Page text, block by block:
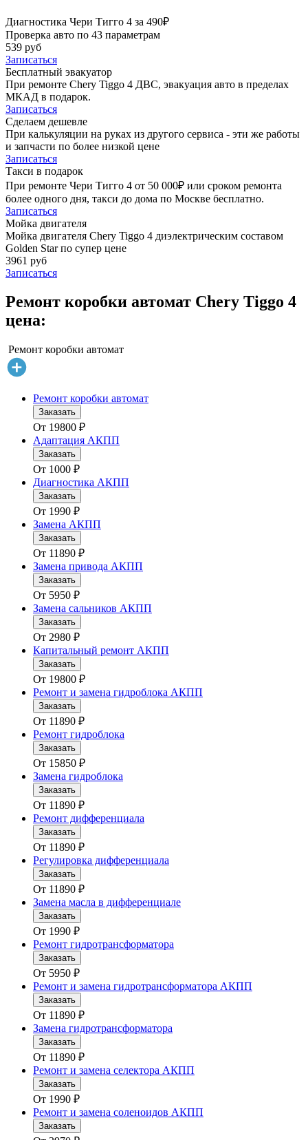
Диагностика Чери Тигго 4 за 490₽
Проверка авто по 43 параметрам
539 руб
Записаться
Бесплатный эвакуатор
При ремонте Chery Tiggo 4 ДВС, эвакуация авто в пределах
МКАД в подарок.
Записаться
Сделаем дешевле
При калькуляции на руках из другого сервиса - эти же работы
и запчасти по более низкой цене
Записаться
Такси в подарок
При ремонте Чери Тигго 4 от 50 000₽ или сроком ремонта
более одного дня, такси до дома по Москве бесплатно.
Записаться
Мойка двигателя
Мойка двигателя Chery Tiggo 4 диэлектрическим составом
Golden Star по супер цене
3961 руб
Записаться
Ремонт коробки автомат Chery Tiggo 4
цена:
Ремонт коробки автомат
Ремонт коробки автомат
Заказать
От 19800 ₽
Адаптация АКПП
Заказать
От 1000 ₽
Диагностика АКПП
Заказать
От 1990 ₽
Замена АКПП
Заказать
От 11890 ₽
Замена привода АКПП
Заказать
От 5950 ₽
Замена сальников АКПП
Заказать
От 2980 ₽
Капитальный ремонт АКПП
Заказать
От 19800 ₽
Ремонт и замена гидроблока АКПП
Заказать
От 11890 ₽
Ремонт гидроблока
Заказать
От 15850 ₽
Замена гидроблока
Заказать
От 11890 ₽
Ремонт дифференциала
Заказать
От 11890 ₽
Регулировка дифференциала
Заказать
От 11890 ₽
Замена масла в дифференциале
Заказать
От 1990 ₽
Ремонт гидротрансформатора
Заказать
От 5950 ₽
Ремонт и замена гидротрансформатора АКПП
Заказать
От 11890 ₽
Замена гидротрансформатора
Заказать
От 11890 ₽
Ремонт и замена селектора АКПП
Заказать
От 1990 ₽
Ремонт и замена соленоидов АКПП
Заказать